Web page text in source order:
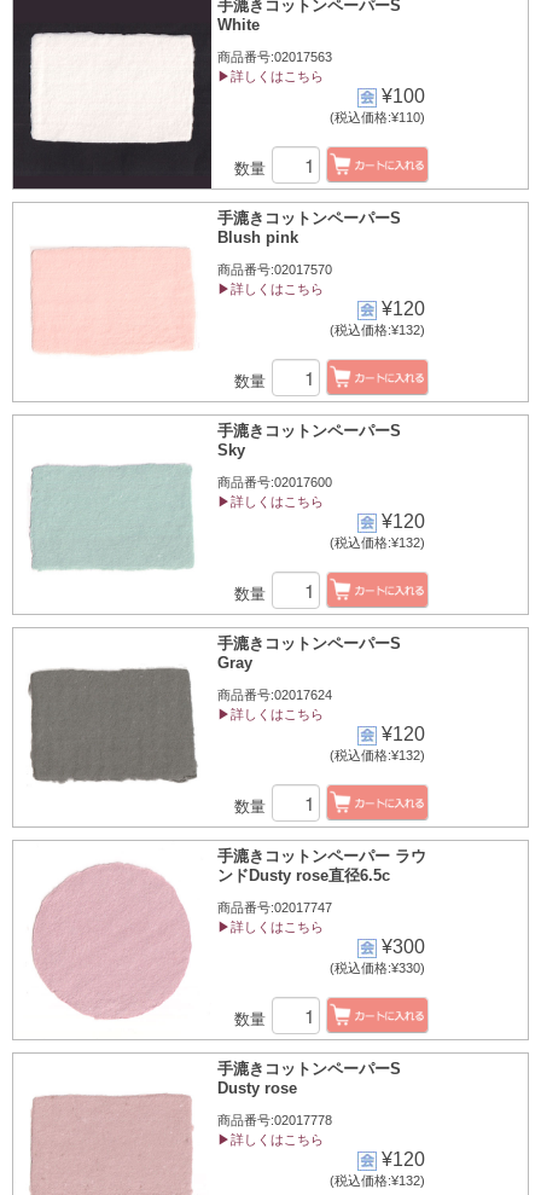
手漉きコットンペーパーS
White
商品番号:02017563
▶詳しくはこちら
¥100
(税込価格:¥110)
数量
手漉きコットンペーパーS
Blush pink
商品番号:02017570
▶詳しくはこちら
¥120
(税込価格:¥132)
数量
手漉きコットンペーパーS
Sky
商品番号:02017600
▶詳しくはこちら
¥120
(税込価格:¥132)
数量
手漉きコットンペーパーS
Gray
商品番号:02017624
▶詳しくはこちら
¥120
(税込価格:¥132)
数量
手漉きコットンペーパー ラウ
ンドDusty rose直径6.5c
商品番号:02017747
▶詳しくはこちら
¥300
(税込価格:¥330)
数量
手漉きコットンペーパーS
Dusty rose
商品番号:02017778
▶詳しくはこちら
¥120
(税込価格:¥132)